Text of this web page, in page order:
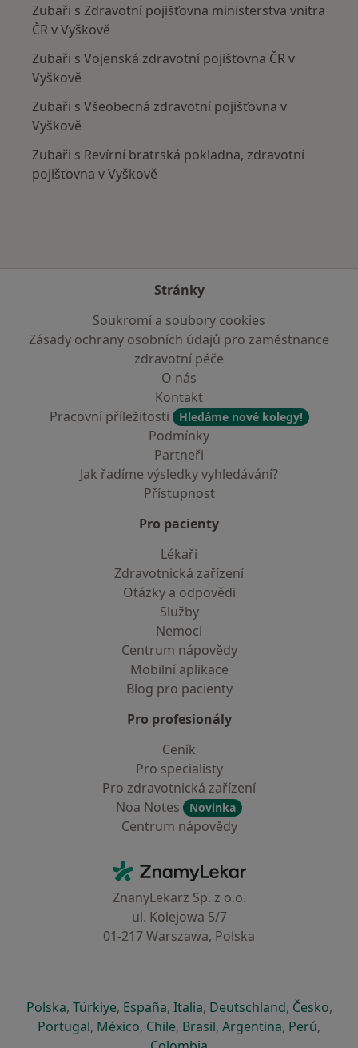
Zubaři s Zdravotní pojišťovna ministerstva vnitra
ČR v Vyškově
Zubaři s Vojenská zdravotní pojišťovna ČR v
Vyškově
Zubaři s Všeobecná zdravotní pojišťovna v
Vyškově
Zubaři s Revírní bratrská pokladna, zdravotní
pojišťovna v Vyškově
Stránky
Soukromí a soubory cookies
Zásady ochrany osobních údajů pro zaměstnance
zdravotní péče
O nás
Kontakt
Pracovní příležitosti
Hledáme nové kolegy!
Podmínky
Partneři
Jak řadíme výsledky vyhledávání?
Přístupnost
Pro pacienty
Lékaři
Zdravotnická zařízení
Otázky a odpovědi
Služby
Nemoci
Centrum nápovědy
Mobilní aplikace
Blog pro pacienty
Pro profesionály
Ceník
Pro specialisty
Pro zdravotnická zařízení
Noa Notes
Novinka
Centrum nápovědy
ZnamyLekar - Hlavní stránka
ZnanyLekarz Sp. z o.o.
ul. Kolejowa 5/7
01-217 Warszawa, Polska
Polskase otevře v nové záložce
, Türkiyese otevře v nové záložce
, Españase otevře v nové záložce
, Italiase otevře v nové záložce
, Deutschlandse otevře v
, Českose
,
Portugalse otevře v nové záložce
, Méxicose otevře v nové záložce
, Chilese otevře v nové záložce
, Brasilse otevře v nové
, Argentinase otevře v
, Perúse
,